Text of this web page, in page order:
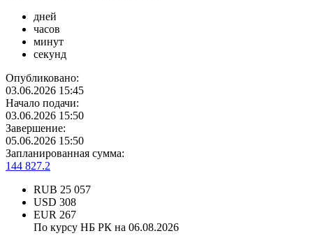
дней
часов
минут
секунд
Опубликовано:
03.06.2026 15:45
Начало подачи:
03.06.2026 15:50
Завершение:
05.06.2026 15:50
Запланированная сумма:
144 827.2
RUB 25 057
USD 308
EUR 267
По курсу НБ РК на 06.08.2026